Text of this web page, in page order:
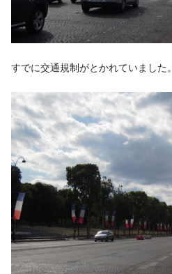
すでに交通規制がとかれていました。